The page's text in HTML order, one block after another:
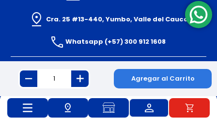
Agregar al Carrito
Cra. 25 #13-440, Yumbo, Valle del Cauca
Whatsapp (+57) 300 912 1608
© 2024 PLASTICOS RIMAX S.A.S. Todos los derechos reservados.
Powered By